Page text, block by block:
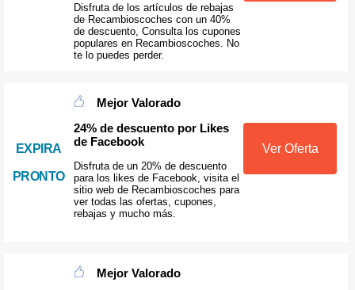
Disfruta de los artículos de rebajas
de Recambioscoches con un 40%
de descuento, Consulta los cupones
populares en Recambioscoches. No
te lo puedes perder.
EXPIRA
PRONTO
Mejor Valorado
24% de descuento por Likes
de Facebook
Disfruta de un 20% de descuento
para los likes de Facebook, visita el
sitio web de Recambioscoches para
ver todas las ofertas, cupones,
rebajas y mucho más.
Ver Oferta
Mejor Valorado